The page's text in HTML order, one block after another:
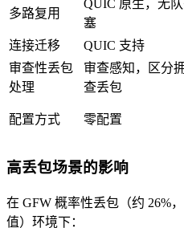
多路复用
QUIC 原生，无队
塞
连接迁移
QUIC 支持
审查性丢包
处理
审查感知，区分
查丢包
配置方式 零配置
高丢包场景的影响
在 GFW 概率性丢包（约 26%
值）环境下：